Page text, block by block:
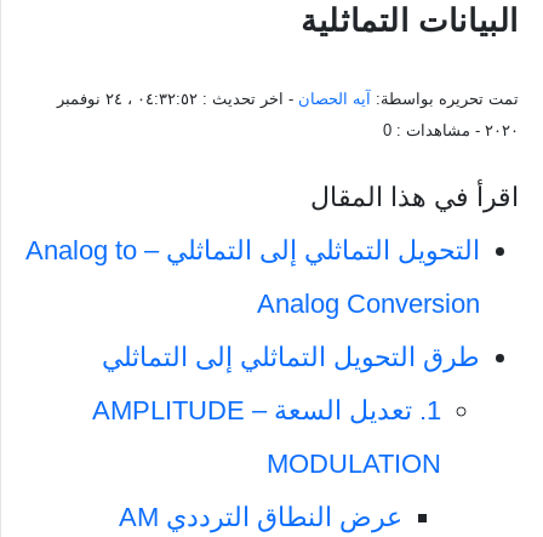
البيانات التماثلية
تمت تحريره بواسطة: آيه الحصان - اخر تحديث :
٠٤:٣٢:٥٢ ، ٢٤ نوفمبر
٢٠٢٠ - مشاهدات : 0
اقرأ في هذا المقال
التحويل التماثلي إلى التماثلي – Analog to
Analog Conversion
طرق التحويل التماثلي إلى التماثلي
1. تعديل السعة – AMPLITUDE
MODULATION
عرض النطاق الترددي AM